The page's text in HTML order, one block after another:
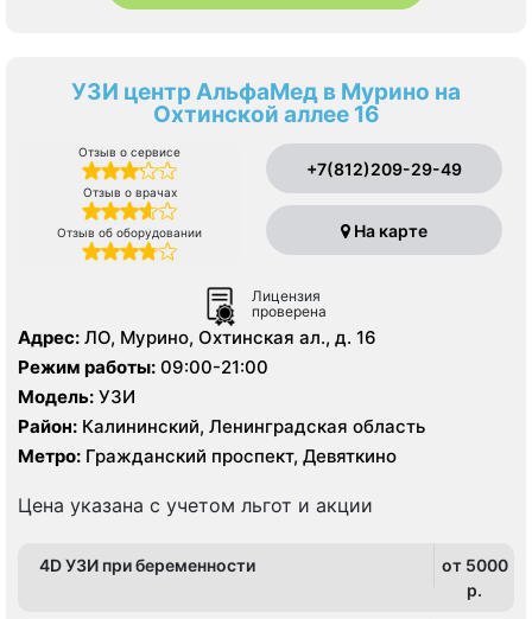
УЗИ центр АльфаМед в Мурино на
Охтинской аллее 16
Отзыв о сервисе
Отзыв о врачах
Отзыв об оборудовании
+7(812)209-29-49
На карте
Лицензия
проверена
Адрес: ЛО, Мурино, Охтинская ал., д. 16
Режим работы: 09:00-21:00
Модель: УЗИ
Район: Калининский, Ленинградская область
Метро: Гражданский проспект, Девяткино
Цена указана с учетом льгот и акции
4D УЗИ при беременности
от 5000
p.